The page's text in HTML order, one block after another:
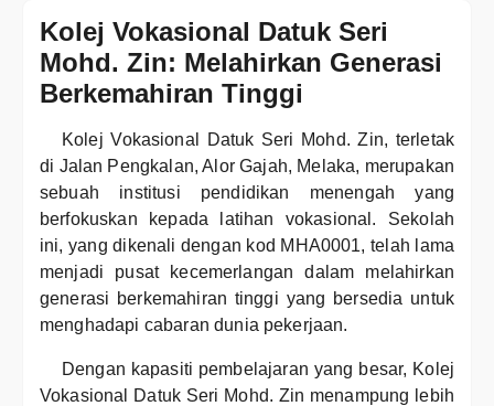
Kolej Vokasional Datuk Seri
Mohd. Zin: Melahirkan Generasi
Berkemahiran Tinggi
Kolej Vokasional Datuk Seri Mohd. Zin, terletak
di Jalan Pengkalan, Alor Gajah, Melaka, merupakan
sebuah institusi pendidikan menengah yang
berfokuskan kepada latihan vokasional. Sekolah
ini, yang dikenali dengan kod MHA0001, telah lama
menjadi pusat kecemerlangan dalam melahirkan
generasi berkemahiran tinggi yang bersedia untuk
menghadapi cabaran dunia pekerjaan.
Dengan kapasiti pembelajaran yang besar, Kolej
Vokasional Datuk Seri Mohd. Zin menampung lebih